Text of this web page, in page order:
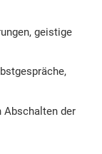
geistige
Abschalten der